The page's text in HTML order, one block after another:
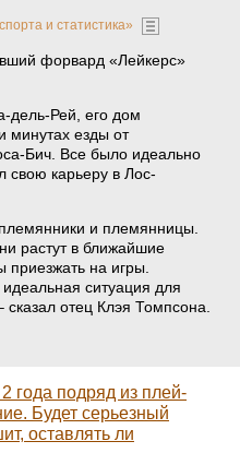
и статистика»
форвард «Лейкерс»
дель-Рей, его дом
минутах езды от
Бич. Все было идеально
свою карьеру в Лос-
и племянницы.
растут в ближайшие
приезжать на игры.
ситуация для
отец Клэя Томпсона.
года подряд из плей-
Будет серьезный
оставлять ли